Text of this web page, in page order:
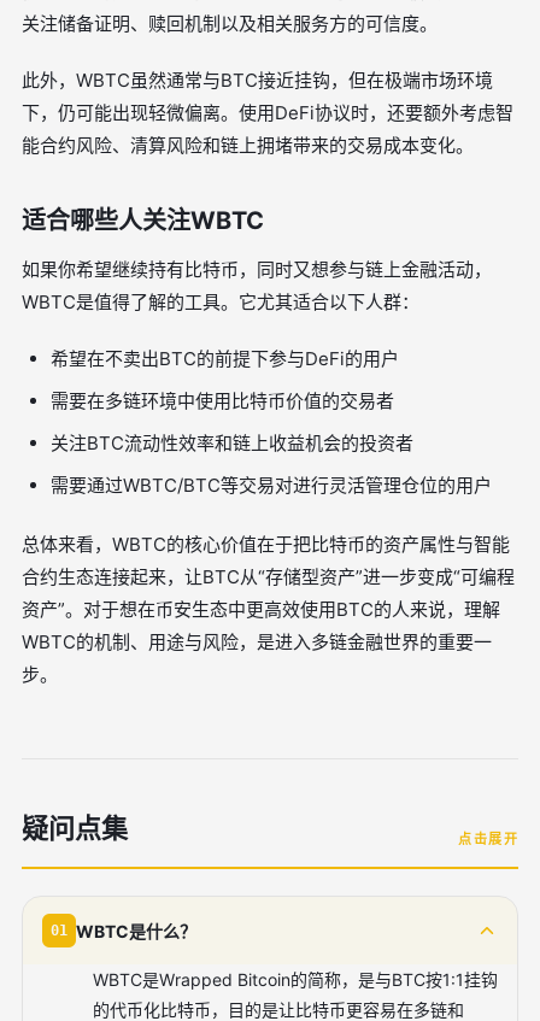
关注储备证明、赎回机制以及相关服务方的可信度。
此外，WBTC虽然通常与BTC接近挂钩，但在极端市场环境
下，仍可能出现轻微偏离。使用DeFi协议时，还要额外考虑智
能合约风险、清算风险和链上拥堵带来的交易成本变化。
适合哪些人关注WBTC
如果你希望继续持有比特币，同时又想参与链上金融活动，
WBTC是值得了解的工具。它尤其适合以下人群：
希望在不卖出BTC的前提下参与DeFi的用户
需要在多链环境中使用比特币价值的交易者
关注BTC流动性效率和链上收益机会的投资者
需要通过WBTC/BTC等交易对进行灵活管理仓位的用户
总体来看，WBTC的核心价值在于把比特币的资产属性与智能
合约生态连接起来，让BTC从“存储型资产”进一步变成“可编程
资产”。对于想在币安生态中更高效使用BTC的人来说，理解
WBTC的机制、用途与风险，是进入多链金融世界的重要一
步。
疑问点集 点击展开
01 WBTC是什么？
WBTC是Wrapped Bitcoin的简称，是与BTC按1:1挂钩
的代币化比特币，目的是让比特币更容易在多链和